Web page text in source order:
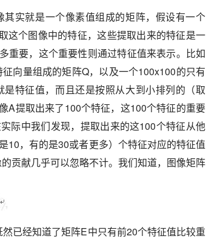
实就是一个像素值组成的矩阵，假设有一个
这个图像中的特征，这些提取出来的特征是一
重要，这个重要性则通过特征值来表示。比如
向量组成的矩阵Q，以及一个100x100的只有
特征值，而且还是按照从大到小排列的（取
A提取出来了100个特征，这100个特征的重要
际中我们发现，提取出来的这100个特征从他
10，有的是30或者更多）个特征对应的特征值
贡献几乎可以忽略不计。我们知道，图像矩阵
已经知道了矩阵E中只有前20个特征值比较重